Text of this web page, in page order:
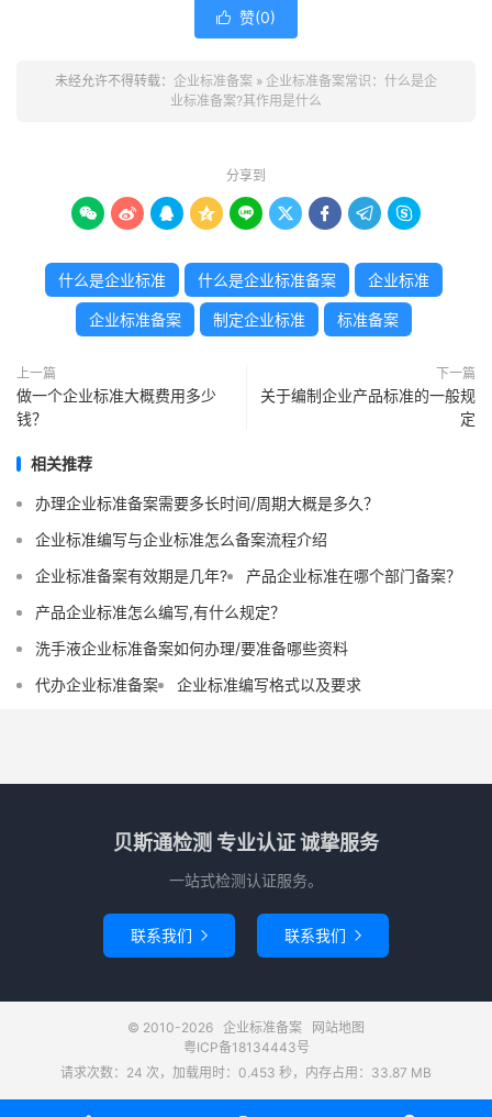
 赞(0)
未经允许不得转载： 企业标准备案 » 企业标准备案常识：什么是企
业标准备案?其作用是什么
分享到
        
什么是企业标准 什么是企业标准备案 企业标准
企业标准备案 制定企业标准 标准备案
上一篇
做一个企业标准大概费用多少
钱？
下一篇
关于编制企业产品标准的一般规
定
相关推荐
办理企业标准备案需要多长时间/周期大概是多久？
企业标准编写与企业标准怎么备案流程介绍
企业标准备案有效期是几年?
产品企业标准在哪个部门备案？
产品企业标准怎么编写,有什么规定？
洗手液企业标准备案如何办理/要准备哪些资料
代办企业标准备案
企业标准编写格式以及要求
贝斯通检测 专业认证 诚挚服务
一站式检测认证服务。
联系我们  联系我们 
© 2010-2026 企业标准备案
网站地图
粤ICP备18134443号
请求次数：24 次，加载用时：0.453 秒，内存占用：33.87 MB